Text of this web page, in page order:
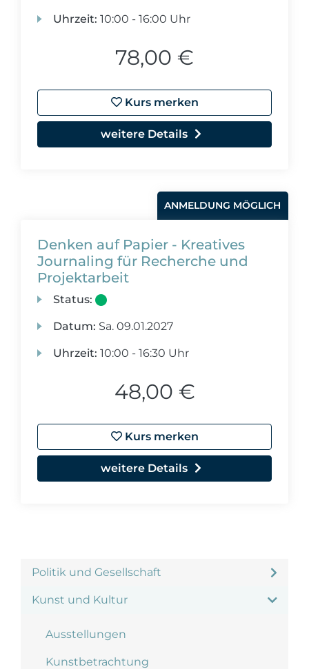
Politik und Gesellschaft
Kunst und Kultur
Ausstellungen
Kunstbetrachtung
Uhrzeit: 10:00 - 16:00 Uhr
78,00 €
Kurs merken
weitere Details
ANMELDUNG MÖGLICH
Denken auf Papier - Kreatives
Journaling für Recherche und
Projektarbeit
Status:
Datum: Sa. 09.01.2027
Uhrzeit: 10:00 - 16:30 Uhr
48,00 €
Kurs merken
weitere Details